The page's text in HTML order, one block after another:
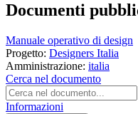
Documenti
Manuale operativo di design
Progetto: Designers Italia
Amministrazione: italia
Cerca nel documento
Informazioni